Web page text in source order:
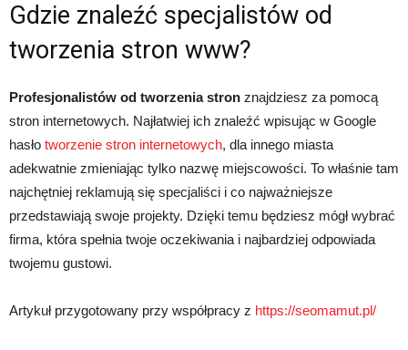
Gdzie znaleźć specjalistów od
tworzenia stron www?
Profesjonalistów od tworzenia stron znajdziesz za pomocą
stron internetowych. Najłatwiej ich znaleźć wpisując w Google
hasło tworzenie stron internetowych, dla innego miasta
adekwatnie zmieniając tylko nazwę miejscowości. To właśnie tam
najchętniej reklamują się specjaliści i co najważniejsze
przedstawiają swoje projekty. Dzięki temu będziesz mógł wybrać
firma, która spełnia twoje oczekiwania i najbardziej odpowiada
twojemu gustowi.
Artykuł przygotowany przy współpracy z https://seomamut.pl/